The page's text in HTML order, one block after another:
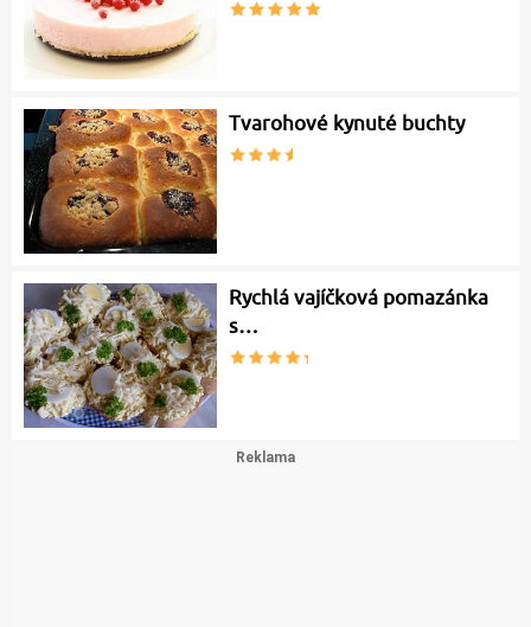
Tvarohové kynuté buchty
Rychlá vajíčková pomazánka
s…